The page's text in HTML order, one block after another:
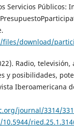
Servicios Públicos:
download/
Radio, televisión,
y posibilidades,
Iberoamericana
journal/3314/